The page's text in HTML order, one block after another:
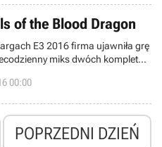
of the Blood Dragon
E3 2016 firma ujawniła grę
miks dwóch kompletnie
serii Trials i Far Cry 3: Blood
PlayStation 4 w ciągu
00:00
POPRZEDNI DZIEŃ